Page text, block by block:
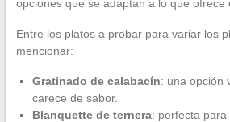
opciones que se adaptan a lo que ofrece
Entre los platos a probar para variar los
mencionar:
Gratinado de calabacín: una opción
carece de sabor.
Blanquette de ternera: perfecta